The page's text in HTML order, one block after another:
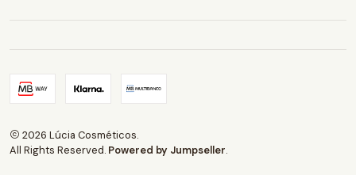
2026 Lúcia Cosméticos.
All Rights Reserved. Powered by Jumpseller.